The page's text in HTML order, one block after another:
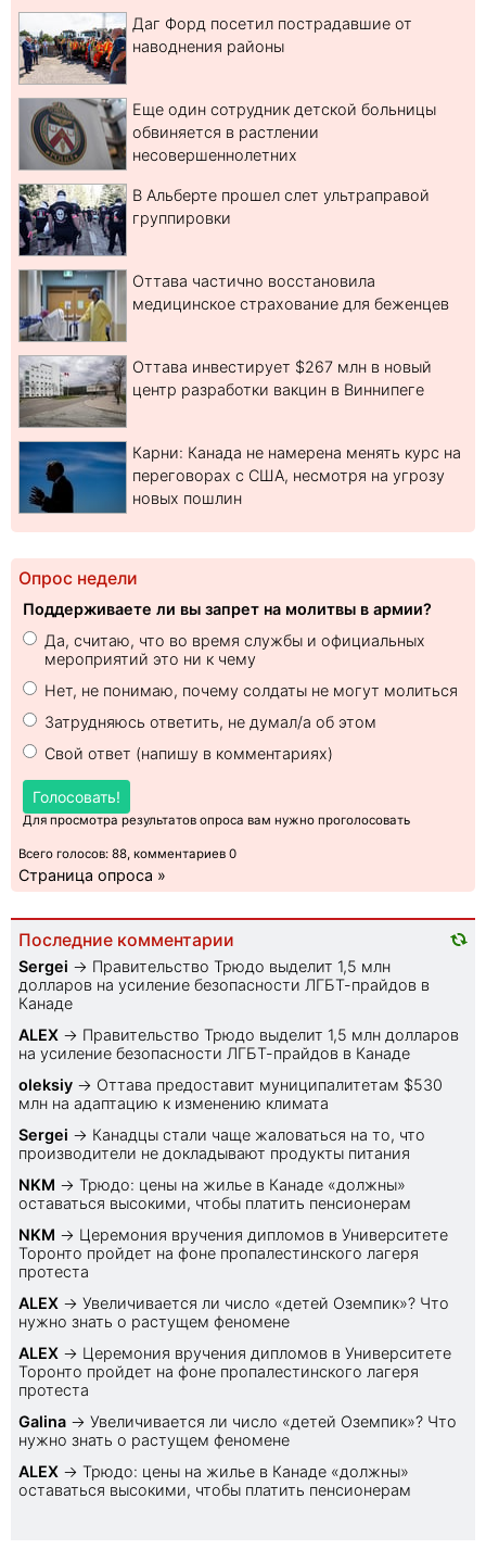
Даг Форд посетил пострадавшие от
наводнения районы
Еще один сотрудник детской больницы
обвиняется в растлении
несовершеннолетних
В Альберте прошел слет ультраправой
группировки
Оттава частично восстановила
медицинское страхование для беженцев
Оттава инвестирует $267 млн в новый
центр разработки вакцин в Виннипеге
Карни: Канада не намерена менять курс на
переговорах с США, несмотря на угрозу
новых пошлин
Опрос недели
Поддерживаете ли вы запрет на молитвы в армии?
Да, считаю, что во время службы и официальных
мероприятий это ни к чему
Нет, не понимаю, почему солдаты не могут молиться
Затрудняюсь ответить, не думал/а об этом
Свой ответ (напишу в комментариях)
Голосовать!
Для просмотра результатов опроса вам нужно проголосовать
Всего голосов: 88, комментариев 0
Страница опроса »
Последние комментарии
Sеrgei → Правительство Трюдо выделит 1,5 млн
долларов на усиление безопасности ЛГБТ-прайдов в
Канаде
ALEX → Правительство Трюдо выделит 1,5 млн долларов
на усиление безопасности ЛГБТ-прайдов в Канаде
oleksiy → Оттава предоставит муниципалитетам $530
млн на адаптацию к изменению климата
Sеrgei → Канадцы стали чаще жаловаться на то, что
производители не докладывают продукты питания
NKM → Трюдо: цены на жилье в Канаде «должны»
оставаться высокими, чтобы платить пенсионерам
NKM → Церемония вручения дипломов в Университете
Торонто пройдет на фоне пропалестинского лагеря
протеста
ALEX → Увеличивается ли число «детей Оземпик»? Что
нужно знать о растущем феномене
ALEX → Церемония вручения дипломов в Университете
Торонто пройдет на фоне пропалестинского лагеря
протеста
Galina → Увеличивается ли число «детей Оземпик»? Что
нужно знать о растущем феномене
ALEX → Трюдо: цены на жилье в Канаде «должны»
оставаться высокими, чтобы платить пенсионерам